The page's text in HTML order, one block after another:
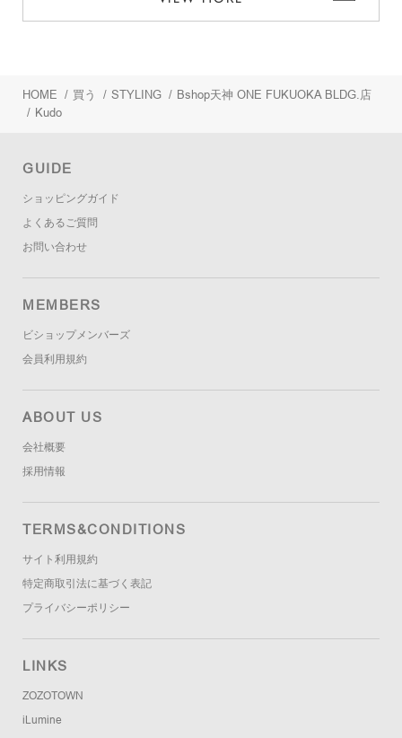
HOME / 買う / STYLING / Bshop天神 ONE FUKUOKA BLDG.店
/ Kudo
GUIDE
ショッピングガイド
よくあるご質問
お問い合わせ
MEMBERS
ビショップメンバーズ
会員利用規約
ABOUT US
会社概要
採用情報
TERMS&CONDITIONS
サイト利用規約
特定商取引法に基づく表記
プライバシーポリシー
LINKS
ZOZOTOWN
iLumine